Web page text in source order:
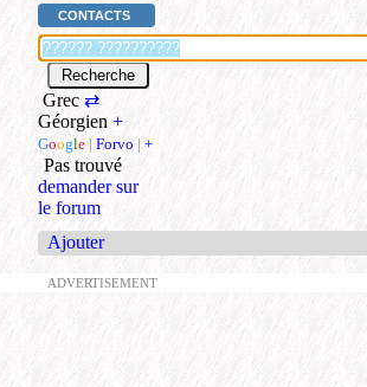
CONTACTS
Grec ⇄
Géorgien +
Google | Forvo | +
Pas trouvé
demander sur
le forum
Ajouter
ADVERTISEMENT